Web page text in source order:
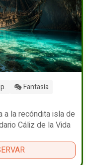
🎭 Fantasía
a la recóndita isla de
Cáliz de la Vida